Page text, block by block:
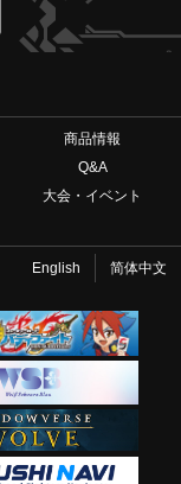
商品情報
Q&A
大会・イベント
English 简体中文